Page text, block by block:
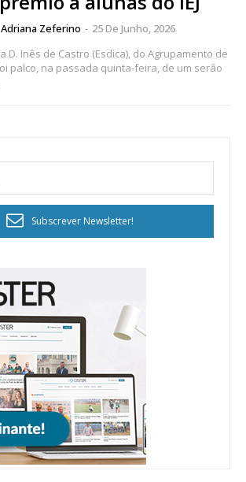
Adriana Zeferino - 25 De Junho, 2026
D. Inês de Castro (Esdica), do Agrupamento de
palco, na passada quinta-feira, de um serão
Subscrever Newsletter!